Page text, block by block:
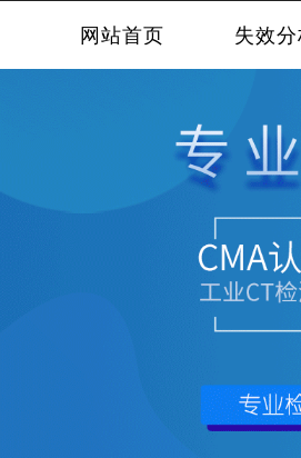
网站首页 失效分